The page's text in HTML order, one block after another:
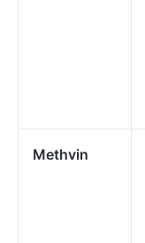
Methvin